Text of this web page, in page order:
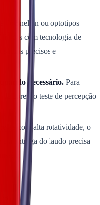
de Snellen ou optotipos
com tecnologia de
mais precisos e
necessário. Para
cores, o teste de percepção
com alta rotatividade, o
a entrega do laudo precisa